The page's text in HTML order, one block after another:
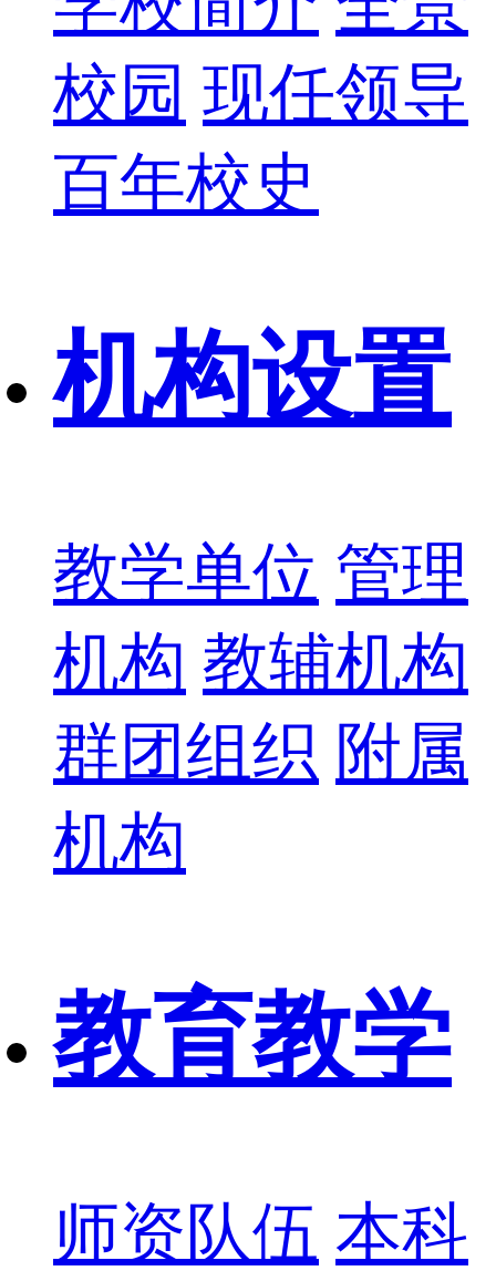
校园 现任领导
百年校史
机构设置
教学单位 管理
机构 教辅机构
群团组织 附属
机构
教育教学
师资队伍 本科